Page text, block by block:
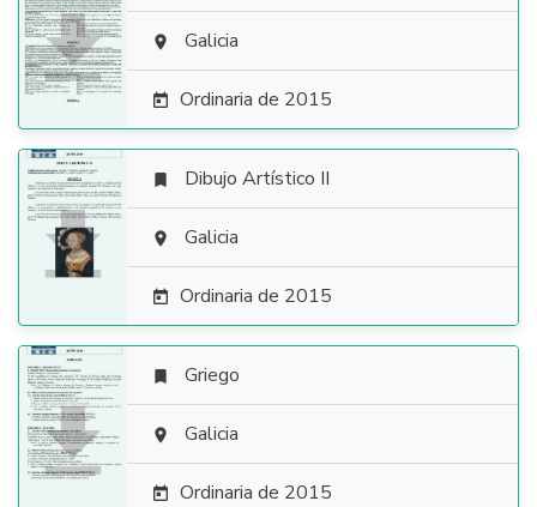
  Galicia
 Ordinaria de 2015

 Dibujo Artístico II
 Galicia
 Ordinaria de 2015

 Griego
 Galicia
 Ordinaria de 2015